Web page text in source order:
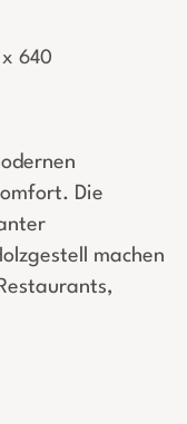
x 640
Die
machen